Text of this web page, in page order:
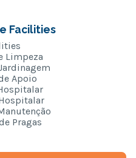
Facilities
Limpeza
Apoio
Pragas